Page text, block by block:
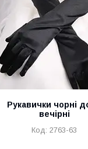
Рукавички чорні
вечірні
2763-63